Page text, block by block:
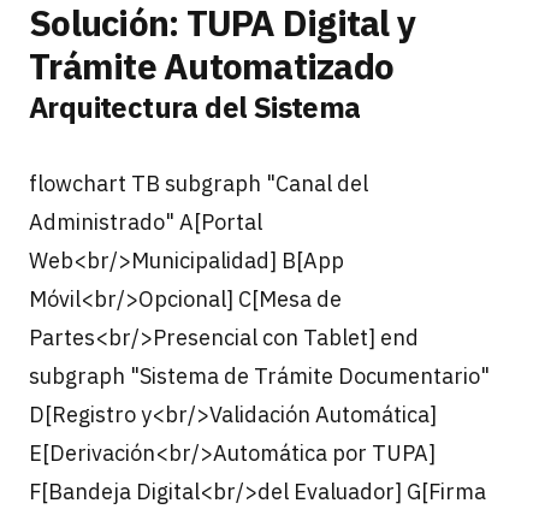
Solución: TUPA Digital y
Trámite Automatizado
Arquitectura del Sistema
flowchart TB subgraph "Canal del
Administrado" A[Portal
Web<br/>Municipalidad] B[App
Móvil<br/>Opcional] C[Mesa de
Partes<br/>Presencial con Tablet] end
subgraph "Sistema de Trámite Documentario"
D[Registro y<br/>Validación Automática]
E[Derivación<br/>Automática por TUPA]
F[Bandeja Digital<br/>del Evaluador] G[Firma